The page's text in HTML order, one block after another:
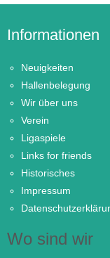
Informationen
Neuigkeiten
Hallenbelegung
Wir über uns
Verein
Ligaspiele
Links for friends
Historisches
Impressum
Wo sind wir